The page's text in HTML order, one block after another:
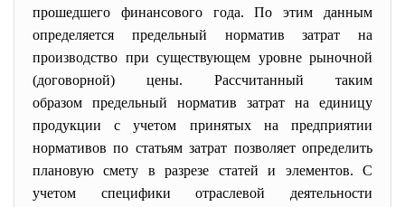
прошедшего финансового года. По этим данным
определяется предельный норматив затрат на
производство при существующем уровне рыночной
(договорной) цены. Рассчитанный таким
образом предельный норматив затрат на единицу
продукции сучетом принятых на предприятии
нормативов по статьям затрат позволяет определить
плановую смету в разрезе статей и элементов. С
учетом специфики отраслевой деятельности